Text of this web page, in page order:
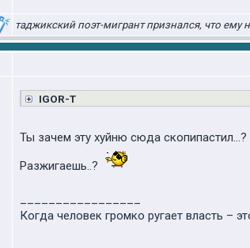
таджикский поэт-мигрант признался, что
IGOR-T
Ты зачем эту хуйню сюда скопипастил...?
Разжигаешь..?
Когда человек громко ругает власть –